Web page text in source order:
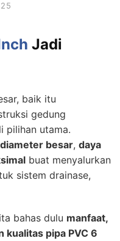
Jadi
baik itu
gedung
pilihan utama.
diameter besar, daya
buat menyalurkan
sistem drainase,
bahas dulu manfaat,
kualitas pipa PVC 6